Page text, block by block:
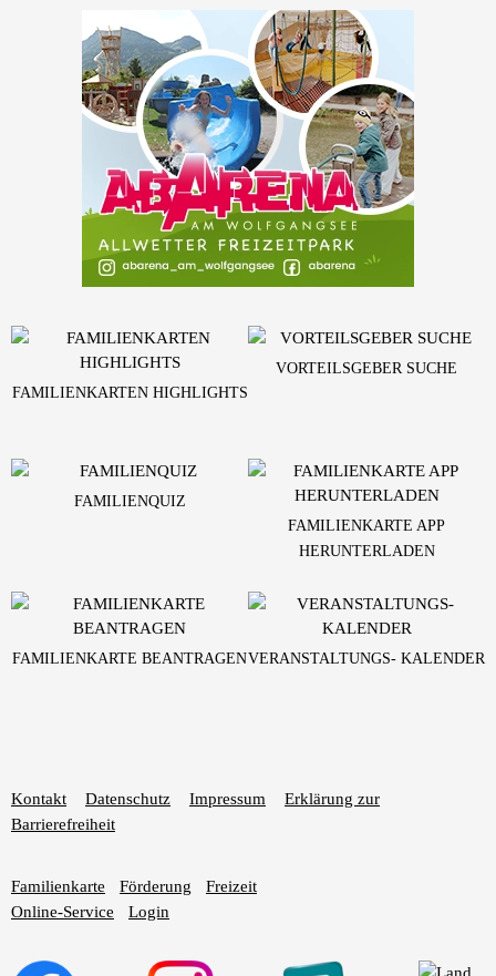
Kontakt Datenschutz Impressum
Erklärung zur
Barrierefreiheit
Familienkarte Förderung
Freizeit
Online-Service
Login
FAMILIENKARTEN HIGHLIGHTS
VORTEILSGEBER SUCHE
FAMILIENQUIZ
FAMILIENKARTE APP
HERUNTERLADEN
FAMILIENKARTE BEANTRAGENVERANSTALTUNGS- KALENDER